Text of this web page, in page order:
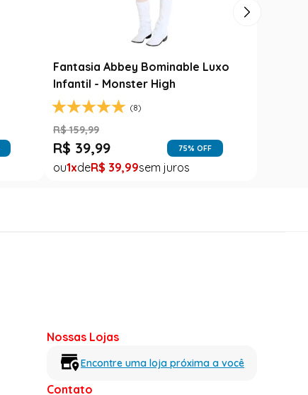
Fantasia Abbey Bominable Luxo
Infantil - Monster High
(8)
R$ 159,99
R$ 39,99 75% OFF
1 R$ 39,99
Nossas Lojas
Encontre uma loja próxima a você
Contato